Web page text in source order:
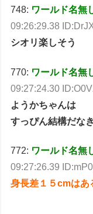
748: ワールド名無
09:26:29.38
シオリ楽しそう
770: ワールド名無
09:27:24.30
ようかちゃんは
すっぴん結構だな
772: ワールド名無
09:27:26.39
身長差１５cmはあ